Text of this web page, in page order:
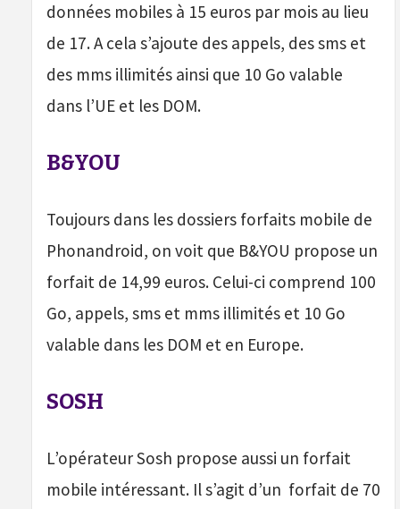
données mobiles à 15 euros par mois au lieu
de 17. A cela s’ajoute des appels, des sms et
des mms illimités ainsi que 10 Go valable
dans l’UE et les DOM.
B&YOU
Toujours dans les dossiers forfaits mobile de
Phonandroid, on voit que B&YOU propose un
forfait de 14,99 euros. Celui-ci comprend 100
Go, appels, sms et mms illimités et 10 Go
valable dans les DOM et en Europe.
SOSH
L’opérateur Sosh propose aussi un forfait
mobile intéressant. Il s’agit d’un forfait de 70